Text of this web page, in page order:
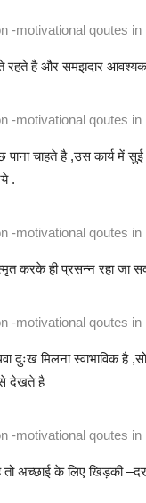
-motivational qoutes in
रहते है और समझदार
-motivational qoutes in
चाहते है ,उस कार्य में
.
-motivational qoutes in
करके ही प्रसन्न रहा जा
-motivational qoutes in
दुःख मिलना स्वाभाविक है
देखते है
-motivational qoutes in
तो अच्छाई के लिए खिड़की